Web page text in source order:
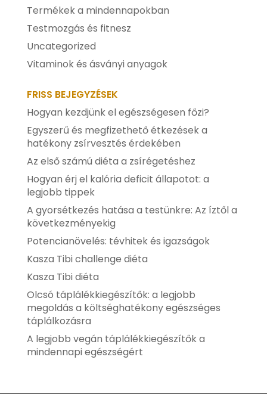
Termékek a mindennapokban
Testmozgás és fitnesz
Uncategorized
Vitaminok és ásványi anyagok
FRISS BEJEGYZÉSEK
Hogyan kezdjünk el egészségesen főzi?
Egyszerű és megfizethető étkezések a
hatékony zsírvesztés érdekében
Az első számú diéta a zsírégetéshez
Hogyan érj el kalória deficit állapotot: a
legjobb tippek
A gyorsétkezés hatása a testünkre: Az íztől a
következményekig
Potencianövelés: tévhitek és igazságok
Kasza Tibi challenge diéta
Kasza Tibi diéta
Olcsó táplálékkiegészítők: a legjobb
megoldás a költséghatékony egészséges
táplálkozásra
A legjobb vegán táplálékkiegészítők a
mindennapi egészségért